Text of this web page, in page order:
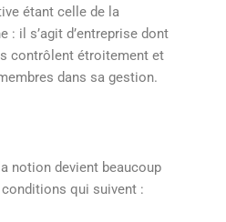
étant celle de la
: il s’agit d’entreprise dont
contrôlent étroitement et
dans sa gestion.
notion devient beaucoup
qui suivent :